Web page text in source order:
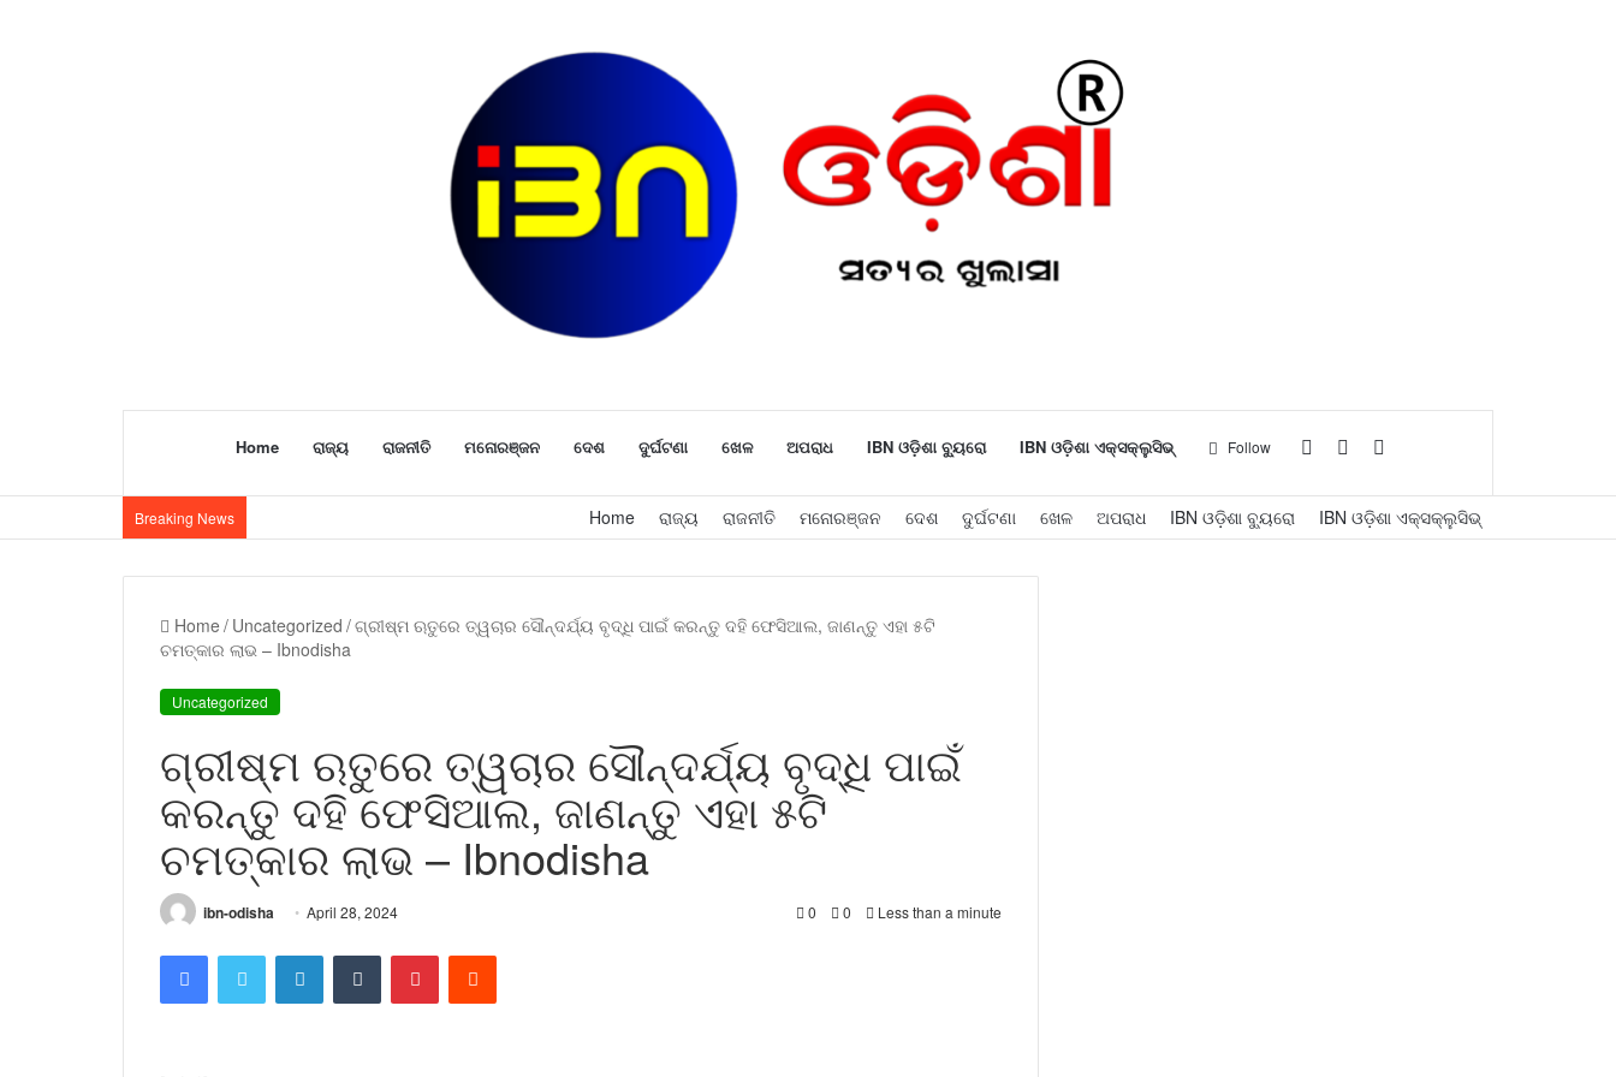
Home ରାଜ୍ୟ ରାଜନୀତି ମନୋରଞ୍ଜନ ଦେଶ ଦୁର୍ଘଟଣା ଖେଳ ଅପରାଧ IBN ଓଡ଼ିଶା ବ୍ୟୁରୋ IBN ଓଡ଼ିଶା ଏକ୍ସକ୍ଲୁସିଭ୍
for
Sidebar
Log
In
Follow
Breaking News Home ରାଜ୍ୟ ରାଜନୀତି ମନୋରଞ୍ଜନ ଦେଶ ଦୁର୍ଘଟଣା ଖେଳ ଅପରାଧ IBN ଓଡ଼ିଶା ବ୍ୟୁରୋ IBN ଓଡ଼ିଶା ଏକ୍ସକ୍ଲୁସିଭ୍
Home / Uncategorized /ଗ୍ରୀଷ୍ମ ଋତୁରେ ତ୍ୱଚାର ସୌନ୍ଦର୍ଯ୍ୟ ବୃଦ୍ଧି ପାଇଁ କରନ୍ତୁ ଦହି ଫେସିଆଲ, ଜାଣନ୍ତୁ ଏହା ୫ଟି
ଚମତ୍କାର ଲାଭ – Ibnodisha
Uncategorized
ଗ୍ରୀଷ୍ମ ଋତୁରେ ତ୍ୱଚାର ସୌନ୍ଦର୍ଯ୍ୟ ବୃଦ୍ଧି ପାଇଁ
କରନ୍ତୁ ଦହି ଫେସିଆଲ, ଜାଣନ୍ତୁ ଏହା ୫ଟି
ଚମତ୍କାର ଲାଭ – Ibnodisha
ibn-odisha April 28, 2024 0 0 Less than a minute
FacebookTwitter LinkedInTumblr PinterestReddit